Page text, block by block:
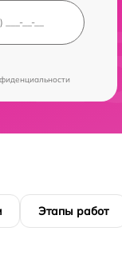
Этапы работ